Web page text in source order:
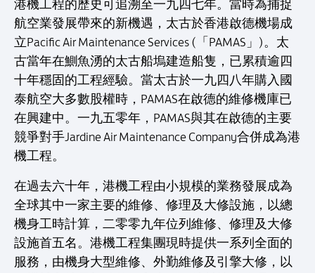
港機工程的歷史可追溯至一九四七年。當時為捕捉
航空業發展帶來的新機遇，太古於香港啟德機場成
立Pacific Air Maintenance Services (「PAMAS」)。太
古當年在鰂魚湧的太古船塢建造船隻，已累積逾四
十年穩固的工程經驗。當太古於一九四八年購入國
泰航空大多數股權時，PAMAS在啟德的維修機庫已
在興建中。一九五零年，PAMAS與其在啟德的主要
競爭對手Jardine Air Maintenance Company合併成為港
機工程。
在過去六十年，港機工程由小規模的業務發展成為
全球其中一家主要的維修、修理及大修設施，以總
機身工時計算，二零零九年位列維修、修理及大修
設施首五名。港機工程集團現時提供一系列全面的
服務，由機身大型維修、外勤維修及引擎大修，以